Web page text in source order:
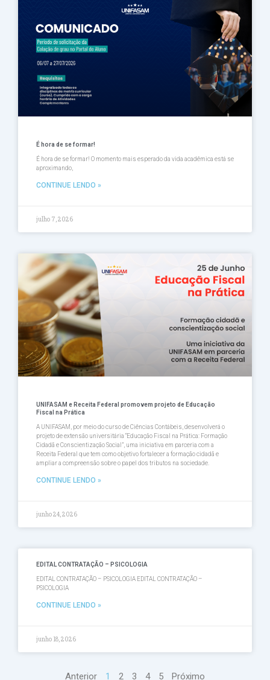
É hora de se formar!
É hora de se formar! O momento mais esperado da vida acadêmica está se
aproximando,
CONTINUE LENDO »
julho 7, 2026
UNIFASAM e Receita Federal promovem projeto de Educação
Fiscal na Prática
A UNIFASAM, por meio do curso de Ciências Contábeis, desenvolverá o
projeto de extensão universitária “Educação Fiscal na Prática: Formação
Cidadã e Conscientização Social”, uma iniciativa em parceria com a
Receita Federal que tem como objetivo fortalecer a formação cidadã e
ampliar a compreensão sobre o papel dos tributos na sociedade.
CONTINUE LENDO »
junho 24, 2026
EDITAL CONTRATAÇÃO – PSICOLOGIA
EDITAL CONTRATAÇÃO – PSICOLOGIA EDITAL CONTRATAÇÃO –
PSICOLOGIA
CONTINUE LENDO »
junho 18, 2026
Anterior
Página
1
Página
2
Página
3
Página
4 5 Próximo